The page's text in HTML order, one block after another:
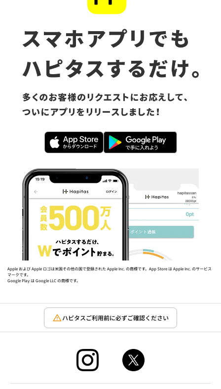
Apple および Apple ロゴは米国その他の国で登録された Apple Inc. の商標です。App Store は Apple Inc. のサービス
マークです。
Google Play は Google LLC の商標です。
ハピタスご利用前に必ずご確認ください